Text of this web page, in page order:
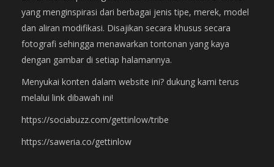
yang menginspirasi dari berbagai jenis tipe, merek, model
dan aliran modifikasi. Disajikan secara khusus secara
fotografi sehingga menawarkan tontonan yang kaya
dengan gambar di setiap halamannya.
Menyukai konten dalam website ini? dukung kami terus
melalui link dibawah ini!
https://sociabuzz.com/gettinlow/tribe
https://saweria.co/gettinlow